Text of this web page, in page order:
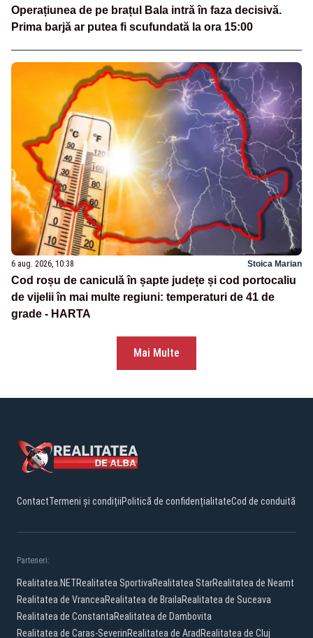
Operațiunea de pe brațul Bala intră în faza decisivă.
Prima barjă ar putea fi scufundată la ora 15:00
6 aug. 2026, 10:38 Stoica Marian
Cod roșu de caniculă în șapte județe și cod portocaliu
de vijelii în mai multe regiuni: temperaturi de 41 de
grade - HARTA
Mai Multe
ContactTermeni și condițiiPolitică de confidențialitateCod de conduită
Parteneri:
Realitatea.NETRealitatea SportivaRealitatea StarRealitatea de Neamt
Realitatea de VranceaRealitatea de BrailaRealitatea de Suceava
Realitatea de ConstantaRealitatea de Dambovita
Realitatea de Caras-SeverinRealitatea de Arad Realitatea de Cluj